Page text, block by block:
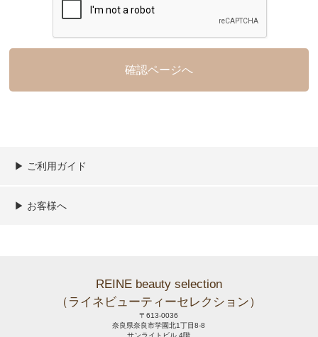
▶︎ ご利用ガイド
ご利用ガイド
決済／配送／送料について
取り扱い商品一覧
顧客情報の取扱について
特定商取引法の表記
▶︎ お客様へ
REINE beauty selection
（ライネビューティーセレクション）
〒613-0036
奈良県奈良市学園北1丁目8-8
サンライトビル 4階